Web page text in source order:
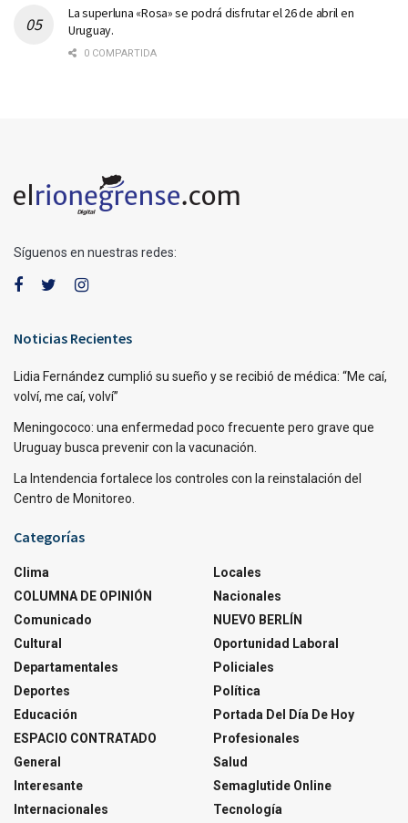
La superluna «Rosa» se podrá disfrutar el 26 de abril en
Uruguay.
0 COMPARTIDA
Síguenos en nuestras redes:
Noticias Recientes
Lidia Fernández cumplió su sueño y se recibió de médica: “Me caí,
volví, me caí, volví”
Meningococo: una enfermedad poco frecuente pero grave que
Uruguay busca prevenir con la vacunación.
La Intendencia fortalece los controles con la reinstalación del
Centro de Monitoreo.
Categorías
Clima
COLUMNA DE OPINIÓN
Comunicado
Cultural
Departamentales
Deportes
Educación
ESPACIO CONTRATADO
General
Interesante
Internacionales
Locales
Nacionales
NUEVO BERLÍN
Oportunidad Laboral
Policiales
Política
Portada Del Día De Hoy
Profesionales
Salud
Semaglutide Online
Tecnología